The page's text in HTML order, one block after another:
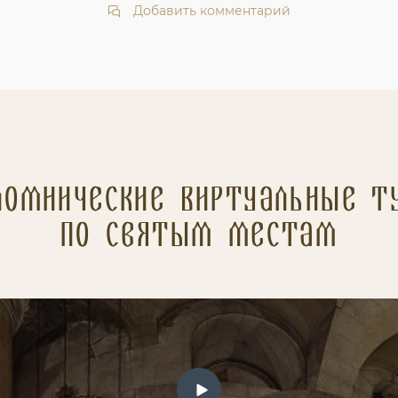
Добавить комментарий
Виртуальные
по святым местам